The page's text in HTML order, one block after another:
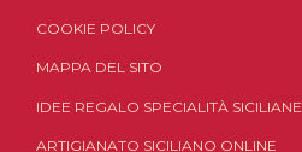
COOKIE POLICY
MAPPA DEL SITO
IDEE REGALO SPECIALITÀ SICILIANE
ARTIGIANATO SICILIANO ONLINE